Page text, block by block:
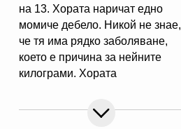
на 13. Хората наричат едно
момиче дебело. Никой не знае,
че тя има рядко заболяване,
което е причина за нейните
килограми. Хората
отвратителен. Никой не знае,че
той е имал сериозен инцидент,